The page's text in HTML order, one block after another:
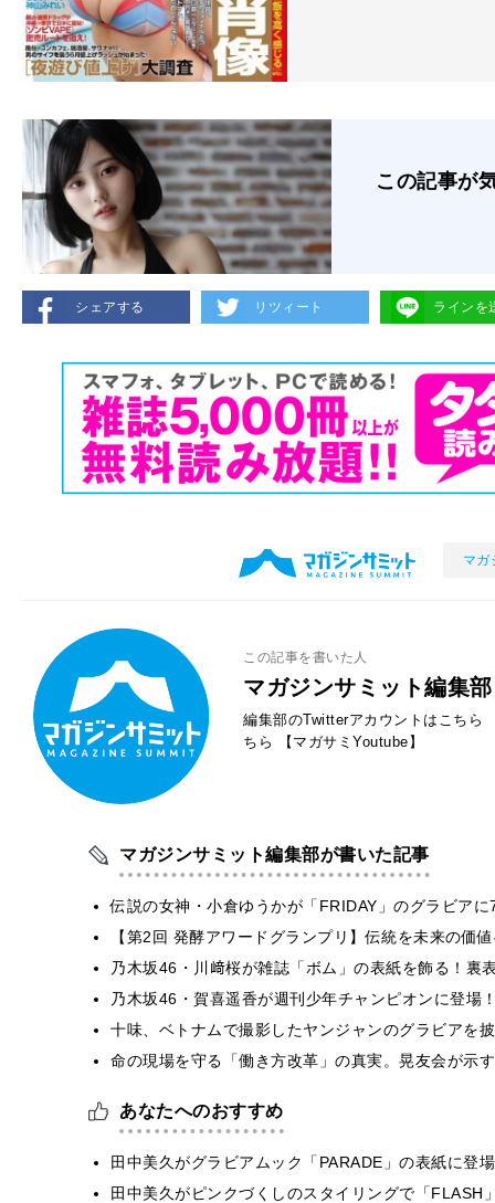
この記事が
シェアする リツィート ラインを
マガ
この記事を書いた人
マガジンサミット編集部
編集部のTwitterアカウントはこちら
ちら
【マガサミYoutube】
マガジンサミット編集部が書いた記事
伝説の女神・小倉ゆうかが「FRIDAY」のグラビア
【第2回 発酵アワードグランプリ】伝統を未来の価
乃木坂46・川﨑桜が雑誌「ボム」の表紙を飾る！裏
乃木坂46・賀喜遥香が週刊少年チャンピオンに登
十味、ベトナムで撮影したヤンジャンのグラビアを
命の現場を守る「働き方改革」の真実。晃友会が示
あなたへのおすすめ
田中美久がグラビアムック「PARADE」の表紙に登
田中美久がピンクづくしのスタイリングで「FLASH